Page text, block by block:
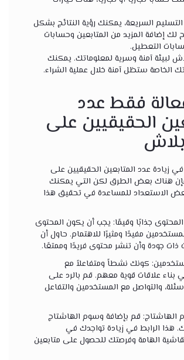
السريعة، يمكنك رؤية النتائج بشكل
لك إضافة المزيد من المتابعين وحسابات
التعطيل.
لبيئة آمنة وسرية لمعلوماتك. يمكنك
الخاصة ستظل آمنة خلال عملية الشراء.
فقط عدد
الحقيقيين على
زيادة عدد المتابعين الحقيقيين على
هناك بعض الطرق لكن التي يمكنك
الاستعداد للمساعدة في تحقيق هذا
جذابًا وقيمًا: يجب أن يكون المحتوى
مفيدًا ومثيرًا للاهتمام. حاول أن
ذات جودة وأن تنشر محتوى فريدًا وممتعًا.
كونك نشطاً ومتفاعلاً مع
علاقات قوية معهم. قم بالرد على
والتواصل مع المستخدمين والتفاعل
قم بإضافة وسوم الهاشتاج
هذا الرابط في زيادة تواجدك في
الهامة وفرصتك للحصول على متابعين